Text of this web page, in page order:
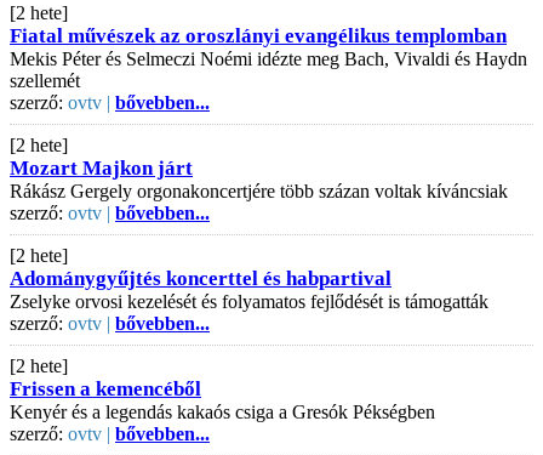
[2 hete]
Fiatal művészek az oroszlányi evangélikus templomban
Mekis Péter és Selmeczi Noémi idézte meg Bach, Vivaldi és Haydn
szellemét
szerző: ovtv | bővebben...
[2 hete]
Mozart Majkon járt
Rákász Gergely orgonakoncertjére több százan voltak kíváncsiak
szerző: ovtv | bővebben...
[2 hete]
Adománygyűjtés koncerttel és habpartival
Zselyke orvosi kezelését és folyamatos fejlődését is támogatták
szerző: ovtv | bővebben...
[2 hete]
Frissen a kemencéből
Kenyér és a legendás kakaós csiga a Gresók Pékségben
szerző: ovtv | bővebben...